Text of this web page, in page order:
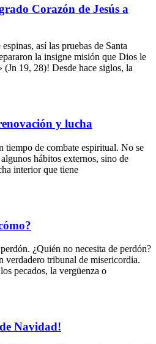
Corazón de Jesús a
así las pruebas de Santa
la insigne misión que Dios le
(Jn 19, 28)! Desde hace siglos, la
y lucha
tiempo de combate espiritual. No se
hábitos externos, sino de
interior que tiene
¿Quién no necesita de perdón?
verdadero tribunal de misericordia.
pecados, la vergüenza o
Navidad!